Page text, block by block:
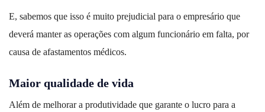
E, sabemos que isso é muito prejudicial para o empresário que
deverá manter as operações com algum funcionário em falta, por
causa de afastamentos médicos.
Maior qualidade de vida
Além de melhorar a produtividade que garante o lucro para a